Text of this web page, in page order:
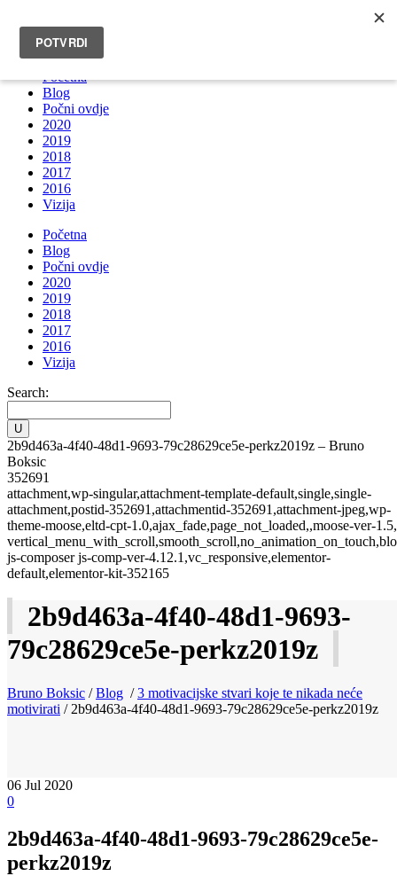
INFO@BRUNOBOKSIC.COM
Početna
Blog
Počni ovdje
2020
2019
2018
2017
2016
Vizija
Početna
Blog
Počni ovdje
2020
2019
2018
2017
2016
Vizija
Search:
2b9d463a-4f40-48d1-9693-79c28629ce5e-perkz2019z – Bruno
Boksic
352691
attachment,wp-singular,attachment-template-default,single,single-
attachment,postid-352691,attachmentid-352691,attachment-jpeg,wp-
theme-moose,eltd-cpt-1.0,ajax_fade,page_not_loaded,,moose-ver-1.5,
js-composer js-comp-ver-4.12.1,vc_responsive,elementor-
default,elementor-kit-352165
2b9d463a-4f40-48d1-9693-
79c28629ce5e-perkz2019z
Bruno Boksic /Blog /3 motivacijske stvari koje te nikada neće
motivirati / 2b9d463a-4f40-48d1-9693-79c28629ce5e-perkz2019z
06 Jul 2020
0
2b9d463a-4f40-48d1-9693-79c28629ce5e-
perkz2019z